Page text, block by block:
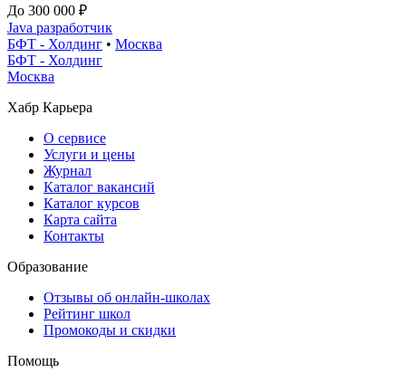
До 300 000 ₽
Java разработчик
БФТ - Холдинг • Москва
БФТ - Холдинг
Москва
Хабр Карьера
О сервисе
Услуги и цены
Журнал
Каталог вакансий
Каталог курсов
Карта сайта
Контакты
Образование
Отзывы об онлайн-школах
Рейтинг школ
Промокоды и скидки
Помощь